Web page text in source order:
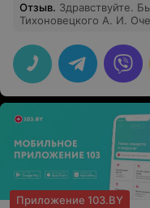
Отзыв. Здравствуйте.
Тихоновецкого А. И.
помощь!
Приложение 103.BY